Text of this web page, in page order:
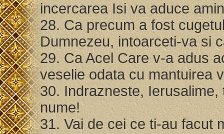
incercarea Isi va aduce
28. Ca precum a fost
Dumnezeu, intoarceti-va si
29. Ca Acel Care v-a adus
veselie odata cu mantuirea
30. Indrazneste,
nume!
31. Vai de cei ce ti-au facut